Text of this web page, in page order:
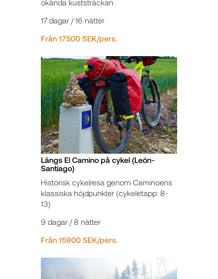
okända kuststräckan
17 dagar / 16 nätter
Från 17500 SEK/pers.
Längs El Camino på cykel (León-
Santiago)
Historisk cykelresa genom Caminoens
klassiska höjdpunkter (cykeletapp: 8-
13)
9 dagar / 8 nätter
Från 15900 SEK/pers.